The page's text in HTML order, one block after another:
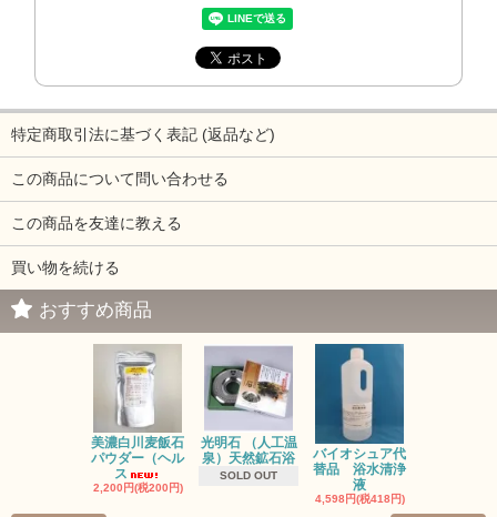
特定商取引法に基づく表記 (返品など)
この商品について問い合わせる
この商品を友達に教える
買い物を続ける
おすすめ商品
美濃白川麦飯石
パウダー（ヘル
ス
2,200円(税200円)
光明石 （人工温
泉）天然鉱石浴
SOLD OUT
バイオシュア代
替品 浴水清浄
液
4,598円(税418円)